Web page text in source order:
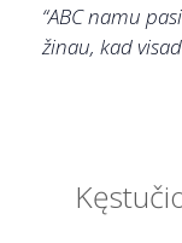
“ABC namu
žinau, kad